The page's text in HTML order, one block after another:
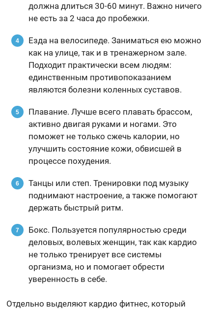
должна длиться 30-60 минут. Важно ничего
не есть за 2 часа до пробежки.
Езда на велосипеде. Заниматься ею можно
как на улице, так и в тренажерном зале.
Подходит практически всем людям:
единственным противопоказанием
являются болезни коленных суставов.
Плавание. Лучше всего плавать брассом,
активно двигая руками и ногами. Это
поможет не только сжечь калории, но
улучшить состояние кожи, обвисшей в
процессе похудения.
Танцы или степ. Тренировки под музыку
поднимают настроение, а также помогают
держать быстрый ритм.
Бокс. Пользуется популярностью среди
деловых, волевых женщин, так как кардио
не только тренирует все системы
организма, но и помогает обрести
уверенность в себе.
Отдельно выделяют кардио фитнес, который